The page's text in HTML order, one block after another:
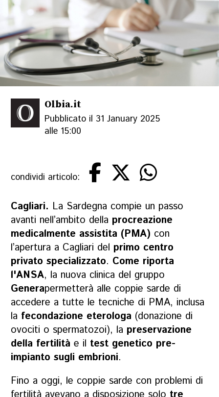
Olbia.it
Pubblicato il 31 January 2025
alle 15:00
condividi articolo:
Cagliari. La Sardegna compie un passo
avanti nell’ambito della procreazione
medicalmente assistita (PMA) con
l’apertura a Cagliari del primo centro
privato specializzato. Come riporta
l'ANSA, la nuova clinica del gruppo
Generapermetterà alle coppie sarde di
accedere a tutte le tecniche di PMA, inclusa
la fecondazione eterologa (donazione di
ovociti o spermatozoi), la preservazione
della fertilità e il test genetico pre-
impianto sugli embrioni.
Fino a oggi, le coppie sarde con problemi di